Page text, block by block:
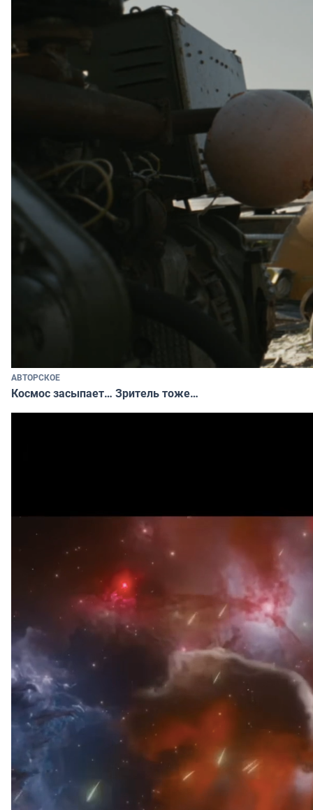
АВТОРСКОЕ
Космос засыпает… Зритель тоже…